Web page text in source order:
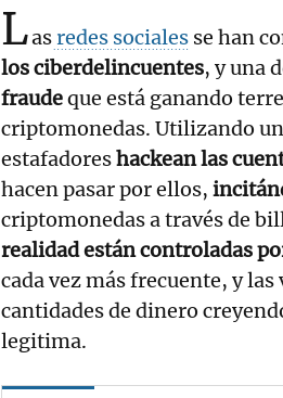
Lasredes sociales se han
los ciberdelincuentes, y una
fraudeque está ganando
criptomonedas. Utilizando
estafadoreshackean las
hacen pasar por ellos,
criptomonedas a través de
realidad están controladas
cada vez más frecuente, y
cantidades de dinero
legitima.